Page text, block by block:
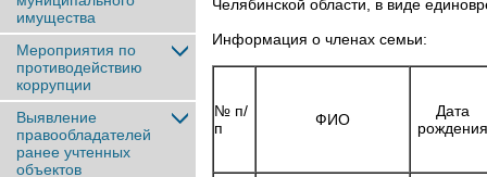
имущества
Мероприятия по
противодействию
коррупции
Выявление
правообладателей
ранее учтенныx
объектов
Челябинской области, в виде
Информация о членах семьи:
№ п/
п
ФИО
Дата
рождения